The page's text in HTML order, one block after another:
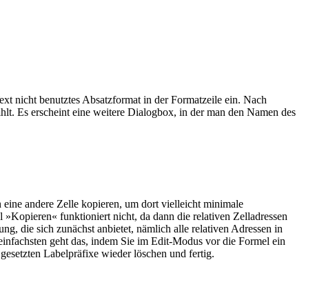
nicht benutztes Absatzformat in der Formatzeile ein. Nach
Es erscheint eine weitere Dialogbox, in der man den Namen des
andere Zelle kopieren, um dort vielleicht minimale
funktioniert nicht, da dann die relativen Zelladressen
die sich zunächst anbietet, nämlich alle relativen Adressen in
geht das, indem Sie im Edit-Modus vor die Formel ein
Labelpräfixe wieder löschen und fertig.